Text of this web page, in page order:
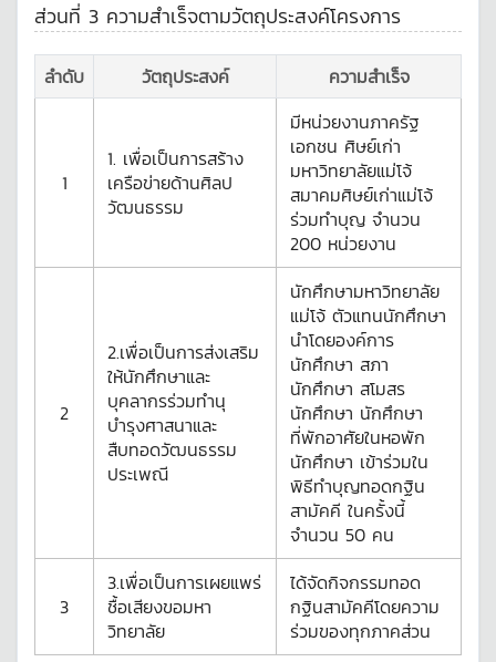
ส่วนที่ 3 ความสำเร็จตามวัตถุประสงค์โครงการ
ลำดับ วัตถุประสงค์ ความสำเร็จ
1
1. เพื่อเป็นการสร้าง
เครือข่ายด้านศิลป
วัฒนธรรม
มีหน่วยงานภาครัฐ
เอกชน ศิษย์เก่า
มหาวิทยาลัยแม่โจ้
สมาคมศิษย์เก่าแม่โจ้
ร่วมทำบุญ จำนวน
200 หน่วยงาน
2
2.เพื่อเป็นการส่งเสริม
ให้นักศึกษาและ
บุคลากรร่วมทำนุ
บำรุงศาสนาและ
สืบทอดวัฒนธรรม
ประเพณี
นักศึกษามหาวิทยาลัย
แม่โจ้ ตัวแทนนักศึกษา
นำโดยองค์การ
นักศึกษา สภา
นักศึกษา สโมสร
นักศึกษา นักศึกษา
ที่พักอาศัยในหอพัก
นักศึกษา เข้าร่วมใน
พิธีทำบุญทอดกฐิน
สามัคคี ในครั้งนี้
จำนวน 50 คน
3
3.เพื่อเป็นการเผยแพร่
ชื้อเสียงขอมหา
วิทยาลัย
ได้จัดกิจกรรมทอด
กฐินสามัคคีโดยความ
ร่วมของทุกภาคส่วน